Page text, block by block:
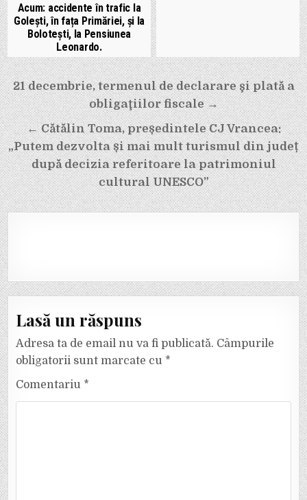
Acum: accidente în trafic la
Golești, în fața Primăriei, și la
Bolotești, la Pensiunea
Leonardo.
Navigare
în
articole
21 decembrie, termenul de declarare şi plată a
obligaţiilor fiscale →
← Cătălin Toma, președintele CJ Vrancea:
„Putem dezvolta și mai mult turismul din județ
după decizia referitoare la patrimoniul
cultural UNESCO”
Lasă un răspuns
Adresa ta de email nu va fi publicată. Câmpurile
obligatorii sunt marcate cu *
Comentariu *